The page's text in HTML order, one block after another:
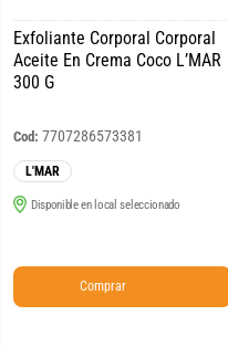
Exfoliante Corporal Corporal
Aceite En Crema Coco L’MAR
300 G
Cod: 7707286573381
L'MAR
Disponible en local seleccionado
Comprar